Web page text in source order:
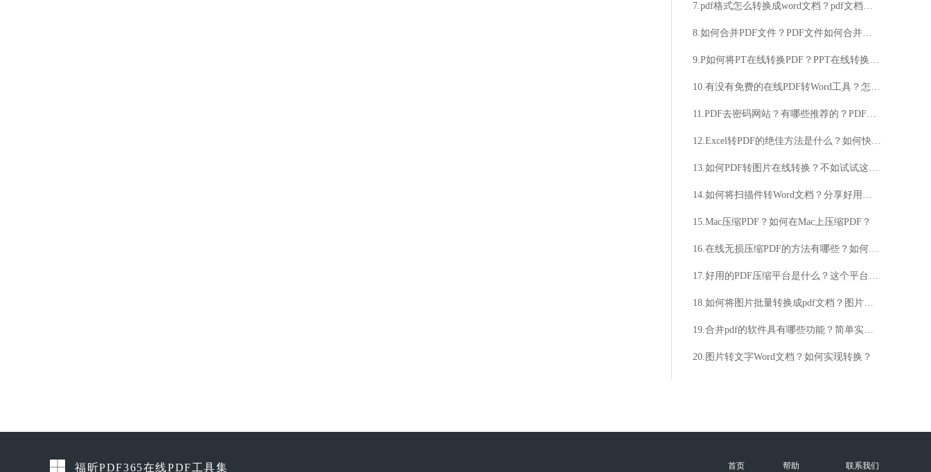
7.pdf格式怎么转换成word文档？pdf文档合并操作分享
8.如何合并PDF文件？PDF文件如何合并在一起？
9.P如何将PT在线转换PDF？PPT在线转换PDF的方法
10.有没有免费的在线PDF转Word工具？怎样在线免费将PDF文件转换为Word文档？
11.PDF去密码网站？有哪些推荐的？PDF去密码网站？如何操作？
12.Excel转PDF的绝佳方法是什么？如何快速高效地将Excel转换为PDF？
13.如何PDF转图片在线转换？不如试试这个方法
14.如何将扫描件转Word文档？分享好用的操作方法
15.Mac压缩PDF？如何在Mac上压缩PDF？
16.在线无损压缩PDF的方法有哪些？如何进行在线无损压缩PDF？
17.好用的PDF压缩平台是什么？这个平台你值得拥有
18.如何将图片批量转换成pdf文档？图片批量转换成pdf文档操作方法
19.合并pdf的软件具有哪些功能？简单实用pdf合并软件分享
20.图片转文字Word文档？如何实现转换？
福昕PDF365在线PDF工具集 首页 帮助 联系我们